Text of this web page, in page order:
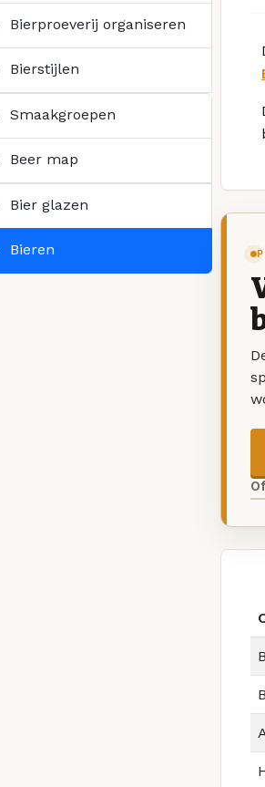
Bierproeverij organiseren
Bierstijlen
Smaakgroepen
Beer map
Bier glazen
Bieren